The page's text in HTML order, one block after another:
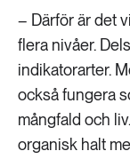
– Därför är det
flera nivåer.
indikatorarter.
också fungera
mångfald och
organisk halt